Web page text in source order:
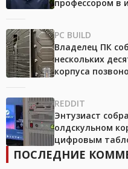
профессором в
PC BUILD
Владелец ПК
нескольких
корпуса
REDDIT
Энтузиаст
олдскульном
цифровым
ПОСЛЕДНИЕ